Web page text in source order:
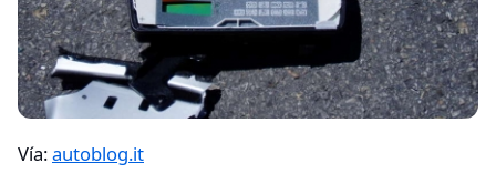
Vía:autoblog.it